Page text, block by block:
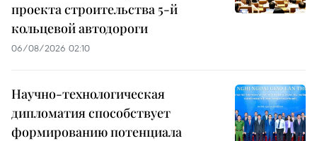
проекта строительства 5-й
кольцевой автодороги
06/08/2026 02:10
Научно-технологическая
дипломатия способствует
формированию потенциала